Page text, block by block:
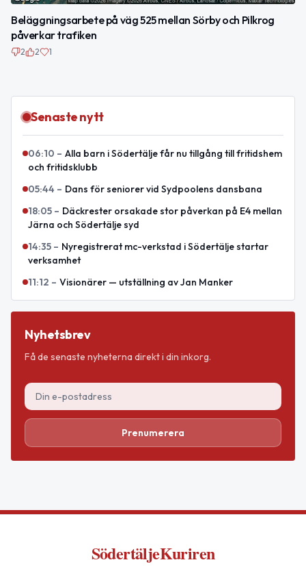
Beläggningsarbete på väg 525 mellan Sörby och Pilkrog
påverkar trafiken
2 2 1
Senaste nytt
06:10 – Alla barn i Södertälje får nu tillgång till fritidshem
och fritidsklubb
05:44 – Dans för seniorer vid Sydpoolens dansbana
18:05 – Däckrester orsakade stor påverkan på E4 mellan
Järna och Södertälje syd
14:35 – Nyregistrerat mc-verkstad i Södertälje startar
verksamhet
11:12 – Visionärer — utställning av Jan Manker
Nyhetsbrev
Få de senaste nyheterna direkt i din inkorg.
Prenumerera
SödertäljeKuriren